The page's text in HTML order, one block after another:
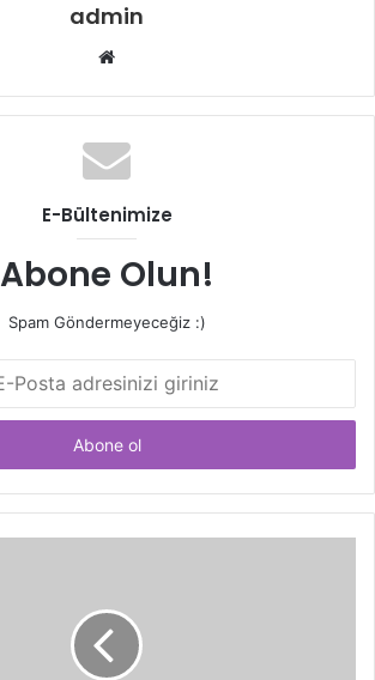
admin
Web
E-Bültenimize
Abone Olun!
Spam Göndermeyeceğiz :)